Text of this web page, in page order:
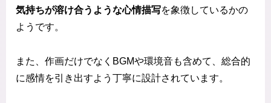
気持ちが溶け合うような心情描写を象徴しているかの
ようです。
また、作画だけでなくBGMや環境音も含めて、総合的
に感情を引き出すよう丁寧に設計されています。